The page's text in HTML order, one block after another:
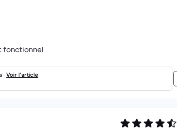
fonctionnel
Voir l’article